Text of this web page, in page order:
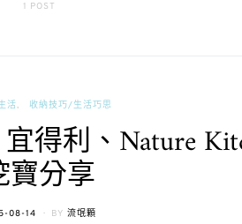
1 POST
活 收納技巧/生活巧思
得利、Nature
寶分享
08-14 BY 流氓顆